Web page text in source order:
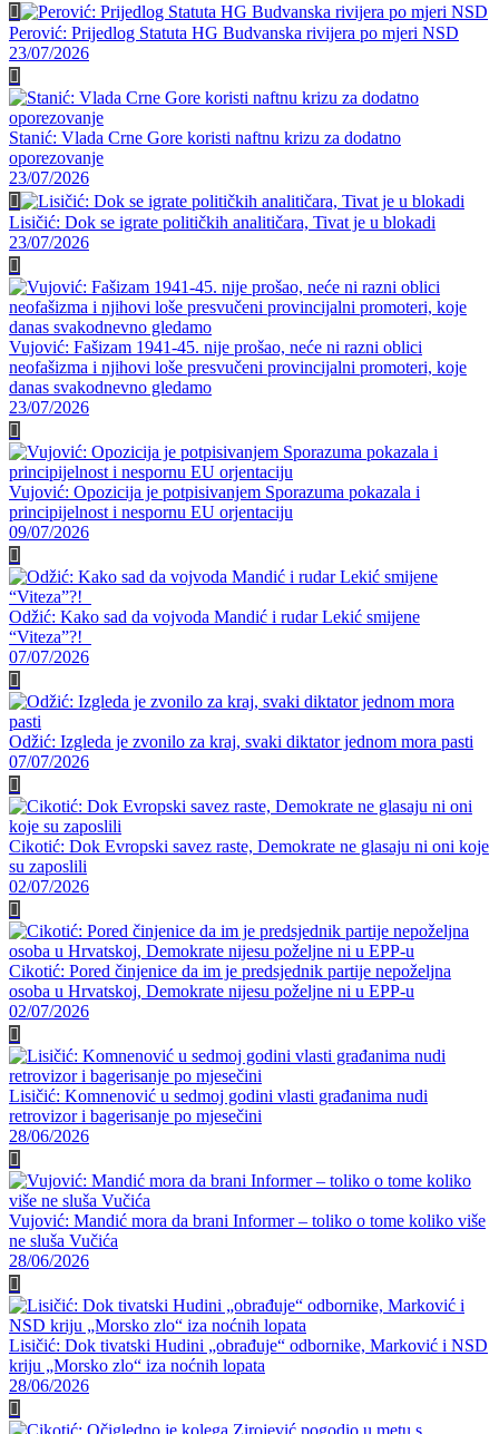
Perović: Prijedlog Statuta HG Budvanska rivijera po mjeri NSD
23/07/2026
Stanić: Vlada Crne Gore koristi naftnu krizu za dodatno
oporezovanje
23/07/2026
Lisičić: Dok se igrate političkih analitičara, Tivat je u blokadi
23/07/2026
Vujović: Fašizam 1941-45. nije prošao, neće ni razni oblici
neofašizma i njihovi loše presvučeni provincijalni promoteri, koje
danas svakodnevno gledamo
23/07/2026
Vujović: Opozicija je potpisivanjem Sporazuma pokazala i
principijelnost i nespornu EU orjentaciju
09/07/2026
Odžić: Kako sad da vojvoda Mandić i rudar Lekić smijene
“Viteza”?!
07/07/2026
Odžić: Izgleda je zvonilo za kraj, svaki diktator jednom mora pasti
07/07/2026
Cikotić: Dok Evropski savez raste, Demokrate ne glasaju ni oni koje
su zaposlili
02/07/2026
Cikotić: Pored činjenice da im je predsjednik partije nepoželjna
osoba u Hrvatskoj, Demokrate nijesu poželjne ni u EPP-u
02/07/2026
Lisičić: Komnenović u sedmoj godini vlasti građanima nudi
retrovizor i bagerisanje po mjesečini
28/06/2026
Vujović: Mandić mora da brani Informer – toliko o tome koliko više
ne sluša Vučića
28/06/2026
Lisičić: Dok tivatski Hudini „obrađuje“ odbornike, Marković i NSD
kriju „Morsko zlo“ iza noćnih lopata
28/06/2026